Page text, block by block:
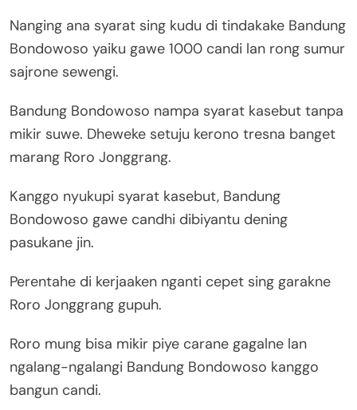
Nanging ana syarat sing kudu di tindakake Bandung
Bondowoso yaiku gawe 1000 candi lan rong sumur
sajrone sewengi.
Bandung Bondowoso nampa syarat kasebut tanpa
mikir suwe. Dheweke setuju kerono tresna banget
marang Roro Jonggrang.
Kanggo nyukupi syarat kasebut, Bandung
Bondowoso gawe candhi dibiyantu dening
pasukane jin.
Perentahe di kerjaaken nganti cepet sing garakne
Roro Jonggrang gupuh.
Roro mung bisa mikir piye carane gagalne lan
ngalang-ngalangi Bandung Bondowoso kanggo
bangun candi.